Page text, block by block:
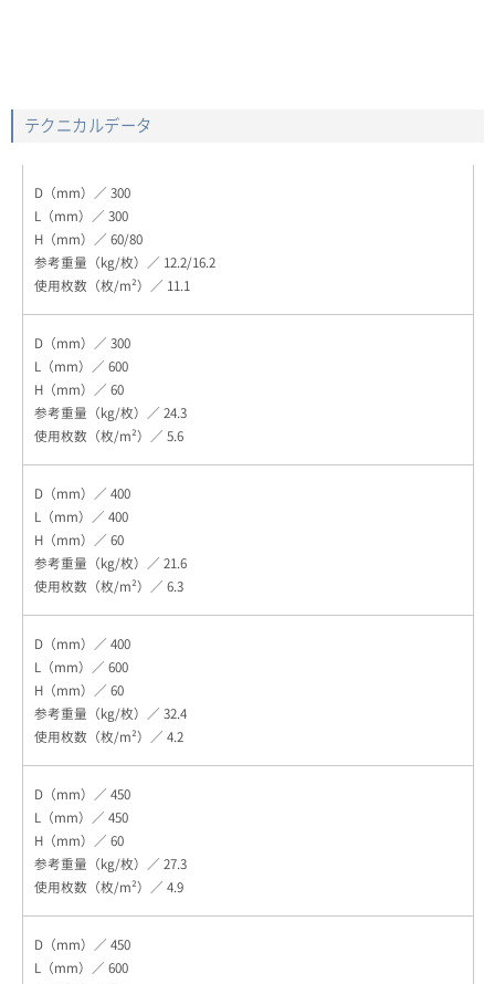
テクニカルデータ
300
300
60/80
12.2/16.2
11.1
300
600
60
24.3
5.6
400
400
60
21.6
6.3
400
600
60
32.4
4.2
450
450
60
27.3
4.9
450
600